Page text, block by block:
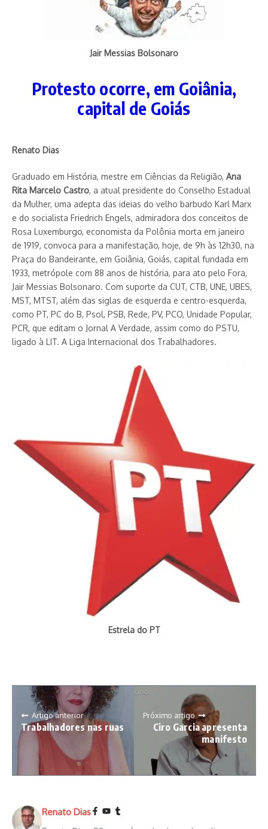
Jair Messias Bolsonaro
Protesto ocorre, em Goiânia,
capital de Goiás
Renato Dias
Graduado em História, mestre em Ciências da Religião, Ana
Rita Marcelo Castro, a atual presidente do Conselho Estadual
da Mulher, uma adepta das ideias do velho barbudo Karl Marx
e do socialista Friedrich Engels, admiradora dos conceitos de
Rosa Luxemburgo, economista da Polônia morta em janeiro
de 1919, convoca para a manifestação, hoje, de 9h às 12h30, na
Praça do Bandeirante, em Goiânia, Goiás, capital fundada em
1933, metrópole com 88 anos de história, para ato pelo Fora,
Jair Messias Bolsonaro. Com suporte da CUT, CTB, UNE, UBES,
MST, MTST, além das siglas de esquerda e centro-esquerda,
como PT, PC do B, Psol, PSB, Rede, PV, PCO, Unidade Popular,
PCR, que editam o Jornal A Verdade, assim como do PSTU,
ligado à LIT. A Liga Internacional dos Trabalhadores.
Estrela do PT
Artigo anterior
Trabalhadores nas ruas
Próximo artigo
Ciro Garcia apresenta
manifesto
Renato Dias